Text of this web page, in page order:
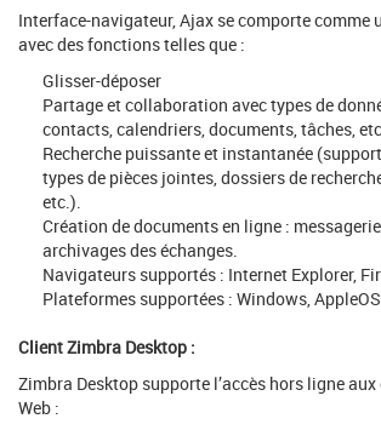
Interface-navigateur, Ajax se comporte comme
avec des fonctions telles que :
Glisser-déposer
Partage et collaboration avec types de
contacts, calendriers, documents, tâches,
Recherche puissante et instantanée
types de pièces jointes, dossiers de
etc.).
Création de documents en ligne :
archivages des échanges.
Navigateurs supportés : Internet Explorer,
Plateformes supportées : Windows,
Client Zimbra Desktop :
Zimbra Desktop supporte l’accès hors ligne
Web :